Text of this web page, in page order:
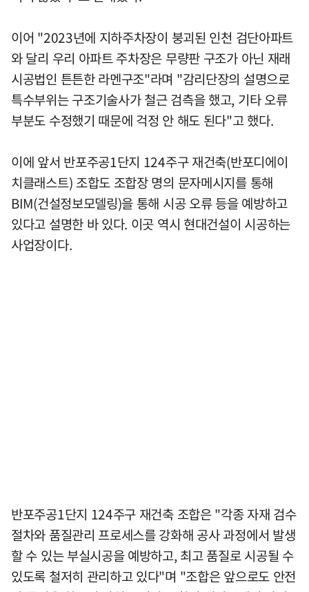
이어 "2023년에 지하주차장이 붕괴된 인천 검단아파트
와 달리 우리 아파트 주차장은 무량판 구조가 아닌 재래
시공법인 튼튼한 라멘구조"라며 "감리단장의 설명으로
특수부위는 구조기술사가 철근 검측을 했고, 기타 오류
부분도 수정했기 때문에 걱정 안 해도 된다"고 했다.
이에 앞서 반포주공1단지 124주구 재건축(반포디에이
치클래스트) 조합도 조합장 명의 문자메시지를 통해
BIM(건설정보모델링)을 통해 시공 오류 등을 예방하고
있다고 설명한 바 있다. 이곳 역시 현대건설이 시공하는
사업장이다.
반포주공1단지 124주구 재건축 조합은 "각종 자재 검수
절차와 품질관리 프로세스를 강화해 공사 과정에서 발생
할 수 있는 부실시공을 예방하고, 최고 품질로 시공될 수
있도록 철저히 관리하고 있다"며 "조합은 앞으로도 안전